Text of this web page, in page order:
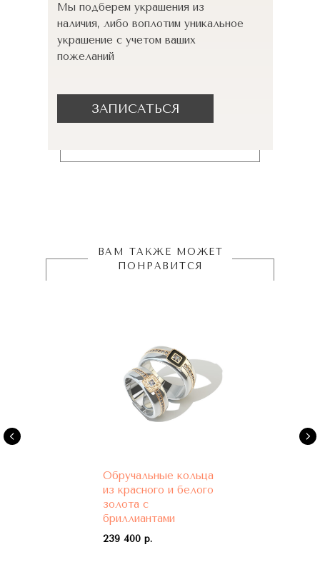
Мы подберем украшения из
наличия, либо воплотим уникальное
украшение с учетом ваших
пожеланий
ЗАПИСАТЬСЯ
ВАМ ТАКЖЕ МОЖЕТ
ПОНРАВИТСЯ
Обручальные кольца
из красного и белого
золота с
бриллиантами
239 400 р.